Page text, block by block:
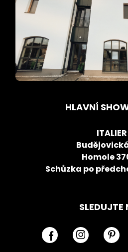
HLAVNÍ
ITALIER
Homole
Schůzka po
SLEDUJTE